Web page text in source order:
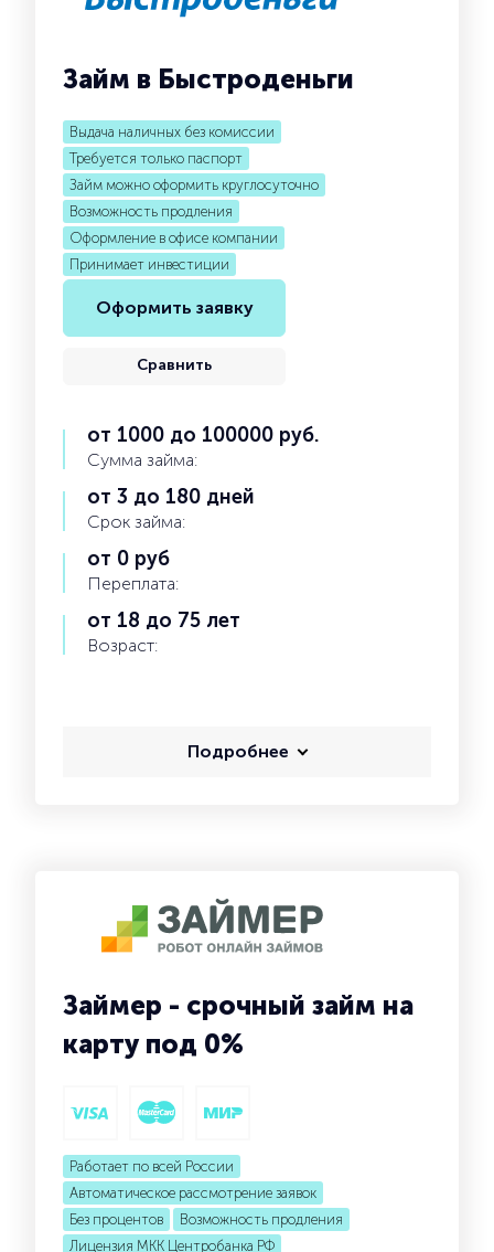
Займ в Быстроденьги
Выдача наличных без комиссии
Требуется только паспорт
Займ можно оформить круглосуточно
Возможность продления
Оформление в офисе компании
Принимает инвестиции
Оформить заявку
Сравнить
от 1000 до 100000 руб.
Сумма займа:
от 3 до 180 дней
Срок займа:
от 0 руб
Переплата:
от 18 до 75 лет
Возраст:
Подробнее
Займер - срочный займ на
карту под 0%
Работает по всей России
Автоматическое рассмотрение заявок
Без процентов
Возможность продления
Лицензия МКК Центробанка РФ